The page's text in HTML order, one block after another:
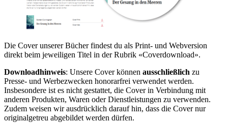
Die Cover unserer Bücher findest du als Print- und Webversion
direkt beim jeweiligen Titel in der Rubrik «Coverdownload».
Downloadhinweis: Unsere Cover können ausschließlich zu
Presse- und Werbezwecken honorarfrei verwendet werden.
Insbesondere ist es nicht gestattet, die Cover in Verbindung mit
anderen Produkten, Waren oder Dienstleistungen zu verwenden.
Zudem weisen wir ausdrücklich darauf hin, dass die Cover nur
originalgetreu abgebildet werden dürfen.